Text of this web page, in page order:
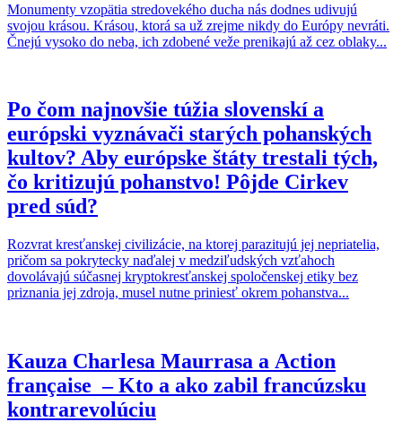
Monumenty vzopätia stredovekého ducha nás dodnes udivujú
svojou krásou. Krásou, ktorá sa už zrejme nikdy do Európy nevráti.
Čnejú vysoko do neba, ich zdobené veže prenikajú až cez oblaky...
Po čom najnovšie túžia slovenskí a
európski vyznávači starých pohanských
kultov? Aby európske štáty trestali tých,
čo kritizujú pohanstvo! Pôjde Cirkev
pred súd?
Rozvrat kresťanskej civilizácie, na ktorej parazitujú jej nepriatelia,
pričom sa pokrytecky naďalej v medziľudských vzťahoch
dovolávajú súčasnej kryptokresťanskej spoločenskej etiky bez
priznania jej zdroja, musel nutne priniesť okrem pohanstva...
Kauza Charlesa Maurrasa a Action
française – Kto a ako zabil francúzsku
kontrarevolúciu